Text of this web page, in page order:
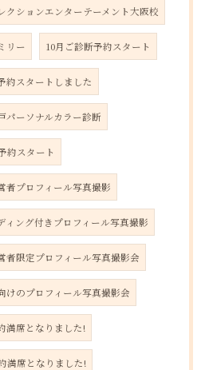
クションエンターテーメント大阪校
リー 10月ご診断予約スタート
約スタートしました
パーソナルカラー診断
約スタート
者プロフィール写真撮影
ィング付きプロフィール写真撮影
者限定プロフィール写真撮影会
けのプロフィール写真撮影会
満席となりました!
満席となりました!